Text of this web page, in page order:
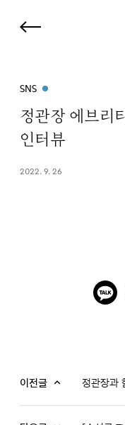
SNS
정관장 에브리
인터뷰
2022. 9. 26
이전글